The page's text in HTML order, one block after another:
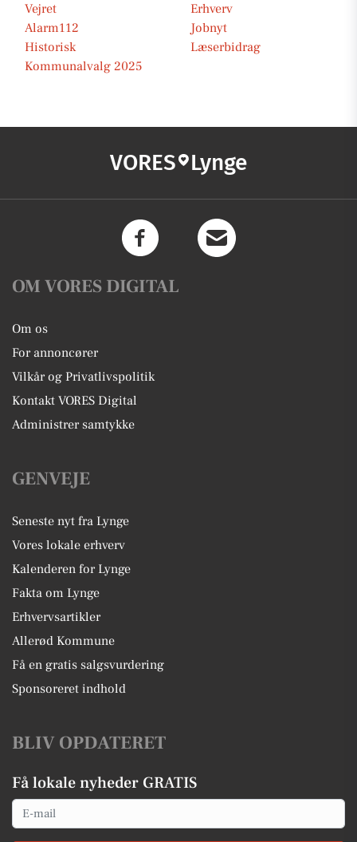
Vejret
Erhverv
Alarm112
Jobnyt
Historisk
Læserbidrag
Kommunalvalg 2025
VORES Lynge
OM VORES DIGITAL
Om os
For annoncører
Vilkår og Privatlivspolitik
Kontakt VORES Digital
Administrer samtykke
GENVEJE
Seneste nyt fra Lynge
Vores lokale erhverv
Kalenderen for Lynge
Fakta om Lynge
Erhvervsartikler
Allerød Kommune
Få en gratis salgsvurdering
Sponsoreret indhold
BLIV OPDATERET
Få lokale nyheder GRATIS
Email